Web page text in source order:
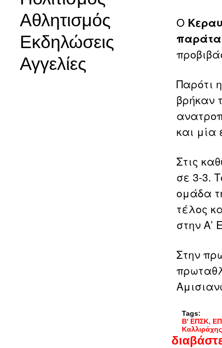
Αθλητισμός
Εκδηλώσεις
Αγγελίες
Ο
Παρότι
βρήκαν
και μία
Στις
σε 3-3.
ομάδα
τέλος
στην Α’
Στην
Tags:
Β' ΕΠΣΚ
Καλλιράχης